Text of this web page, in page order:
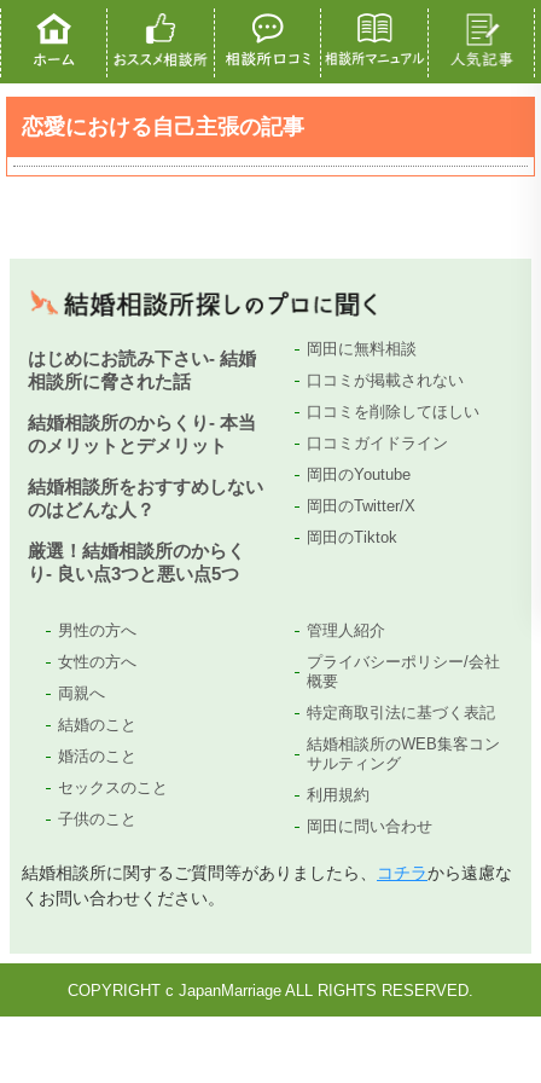
恋愛における自己主張の記事
はじめにお読み下さい- 結婚
相談所に脅された話
結婚相談所のからくり- 本当
のメリットとデメリット
結婚相談所をおすすめしない
のはどんな人？
厳選！結婚相談所のからく
り- 良い点3つと悪い点5つ
岡田に無料相談
口コミが掲載されない
口コミを削除してほしい
口コミガイドライン
岡田のYoutube
岡田のTwitter/X
岡田のTiktok
男性の方へ
女性の方へ
両親へ
結婚のこと
婚活のこと
セックスのこと
子供のこと
管理人紹介
プライバシーポリシー/会社
概要
特定商取引法に基づく表記
結婚相談所のWEB集客コン
サルティング
利用規約
岡田に問い合わせ
結婚相談所に関するご質問等がありましたら、 コチラから遠慮な
くお問い合わせください。
COPYRIGHT c JapanMarriage ALL RIGHTS RESERVED.